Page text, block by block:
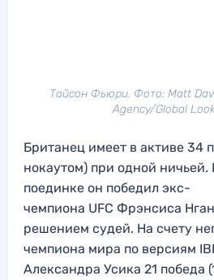
Тайсон Фьюри. Фото: Matt
Agency/Global
Британец имеет в активе 34
нокаутом) при одной
поединке он победил экс-
чемпиона UFC Фрэнсиса
решением судей. На счету
чемпиона мира по версиям
Александра Усика 21 победа